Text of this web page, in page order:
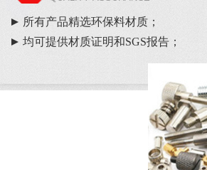
所有产品精选环保料材质；
均可提供材质证明和SGS报告；